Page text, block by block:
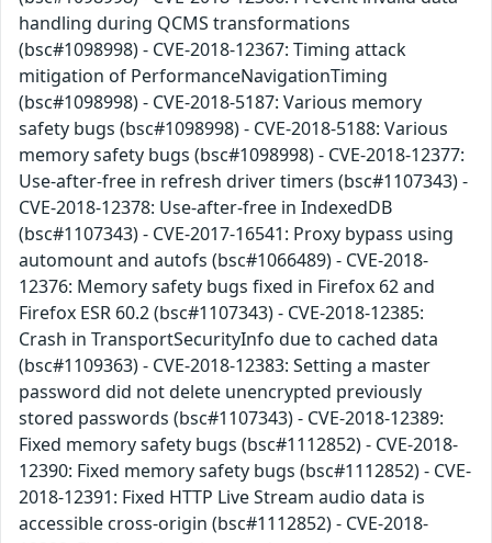
handling during QCMS transformations
(bsc#1098998) - CVE-2018-12367: Timing attack
mitigation of PerformanceNavigationTiming
(bsc#1098998) - CVE-2018-5187: Various memory
safety bugs (bsc#1098998) - CVE-2018-5188: Various
memory safety bugs (bsc#1098998) - CVE-2018-12377:
Use-after-free in refresh driver timers (bsc#1107343) -
CVE-2018-12378: Use-after-free in IndexedDB
(bsc#1107343) - CVE-2017-16541: Proxy bypass using
automount and autofs (bsc#1066489) - CVE-2018-
12376: Memory safety bugs fixed in Firefox 62 and
Firefox ESR 60.2 (bsc#1107343) - CVE-2018-12385:
Crash in TransportSecurityInfo due to cached data
(bsc#1109363) - CVE-2018-12383: Setting a master
password did not delete unencrypted previously
stored passwords (bsc#1107343) - CVE-2018-12389:
Fixed memory safety bugs (bsc#1112852) - CVE-2018-
12390: Fixed memory safety bugs (bsc#1112852) - CVE-
2018-12391: Fixed HTTP Live Stream audio data is
accessible cross-origin (bsc#1112852) - CVE-2018-